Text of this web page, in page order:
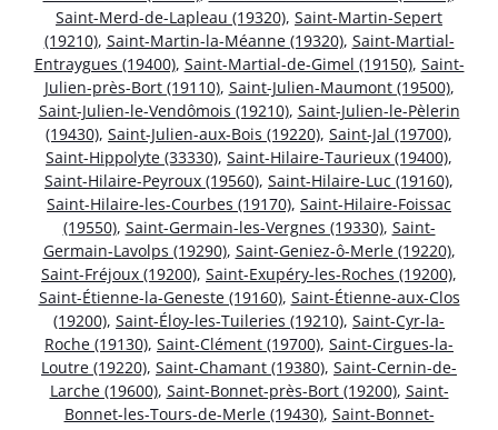
Saint-Merd-de-Lapleau (19320), Saint-Martin-Sepert
(19210), Saint-Martin-la-Méanne (19320), Saint-Martial-
Entraygues (19400), Saint-Martial-de-Gimel (19150), Saint-
Julien-près-Bort (19110), Saint-Julien-Maumont (19500),
Saint-Julien-le-Vendômois (19210), Saint-Julien-le-Pèlerin
(19430), Saint-Julien-aux-Bois (19220), Saint-Jal (19700),
Saint-Hippolyte (33330), Saint-Hilaire-Taurieux (19400),
Saint-Hilaire-Peyroux (19560), Saint-Hilaire-Luc (19160),
Saint-Hilaire-les-Courbes (19170), Saint-Hilaire-Foissac
(19550), Saint-Germain-les-Vergnes (19330), Saint-
Germain-Lavolps (19290), Saint-Geniez-ô-Merle (19220),
Saint-Fréjoux (19200), Saint-Exupéry-les-Roches (19200),
Saint-Étienne-la-Geneste (19160), Saint-Étienne-aux-Clos
(19200), Saint-Éloy-les-Tuileries (19210), Saint-Cyr-la-
Roche (19130), Saint-Clément (19700), Saint-Cirgues-la-
Loutre (19220), Saint-Chamant (19380), Saint-Cernin-de-
Larche (19600), Saint-Bonnet-près-Bort (19200), Saint-
Bonnet-les-Tours-de-Merle (19430), Saint-Bonnet-